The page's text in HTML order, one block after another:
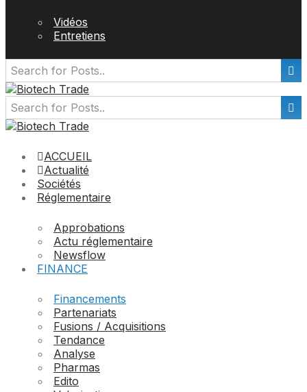
Vidéos
Entretiens
ACCUEIL
Actualité
Sociétés
Réglementaire
Approbations
Actu réglementaire
Newsflow
FINANCE
Financements
Partenariats
Fusions / Acquisitions
Tendance
Analyse
Pharmas
Edito